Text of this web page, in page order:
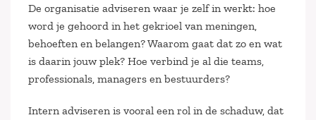
De organisatie adviseren waar je zelf in werkt: hoe
word je gehoord in het gekrioel van meningen,
behoeften en belangen? Waarom gaat dat zo en wat
is daarin jouw plek? Hoe verbind je al die teams,
professionals, managers en bestuurders?
Intern adviseren is vooral een rol in de schaduw, dat